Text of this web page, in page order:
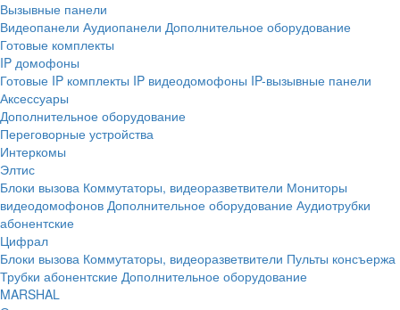
Вызывные панели
Видеопанели Аудиопанели Дополнительное оборудование
Готовые комплекты
IP домофоны
Готовые IP комплекты IP видеодомофоны IP-вызывные панели
Аксессуары
Дополнительное оборудование
Переговорные устройства
Интеркомы
Элтис
Блоки вызова Коммутаторы, видеоразветвители Мониторы
видеодомофонов Дополнительное оборудование Аудиотрубки
абонентские
Цифрал
Блоки вызова Коммутаторы, видеоразветвители Пульты консъержа
Трубки абонентские Дополнительное оборудование
MARSHAL